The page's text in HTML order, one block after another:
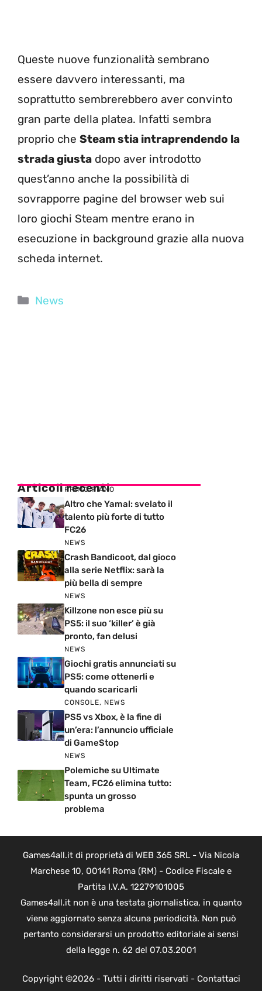
Queste nuove funzionalità sembrano
essere davvero interessanti, ma
soprattutto sembrerebbero aver convinto
gran parte della platea. Infatti sembra
proprio che Steam stia intraprendendo la
strada giusta dopo aver introdotto
quest’anno anche la possibilità di
sovrapporre pagine del browser web sui
loro giochi Steam mentre erano in
esecuzione in background grazie alla nuova
scheda internet.
Categorie
News
Articoli recenti
PRIMO PIANO
Altro che Yamal: svelato il
talento più forte di tutto
FC26
NEWS
Crash Bandicoot, dal gioco
alla serie Netflix: sarà la
più bella di sempre
NEWS
Killzone non esce più su
PS5: il suo ‘killer’ è già
pronto, fan delusi
NEWS
Giochi gratis annunciati su
PS5: come ottenerli e
quando scaricarli
CONSOLE, NEWS
PS5 vs Xbox, è la fine di
un’era: l’annuncio ufficiale
di GameStop
NEWS
Polemiche su Ultimate
Team, FC26 elimina tutto:
spunta un grosso
problema
Games4all.it di proprietà di WEB 365 SRL - Via Nicola
Marchese 10, 00141 Roma (RM) - Codice Fiscale e
Partita I.V.A. 12279101005
Games4all.it non è una testata giornalistica, in quanto
viene aggiornato senza alcuna periodicità. Non può
pertanto considerarsi un prodotto editoriale ai sensi
della legge n. 62 del 07.03.2001
Copyright ©2026 - Tutti i diritti riservati - Contattaci